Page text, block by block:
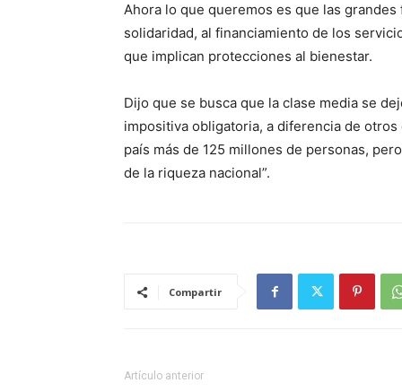
Ahora lo que queremos es que las
solidaridad, al financiamiento de los
que implican protecciones al bienestar.
Dijo que se busca que la clase media se
impositiva obligatoria, a diferencia de
país más de 125 millones de personas,
de la riqueza nacional”.
Compartir
Artículo anterior